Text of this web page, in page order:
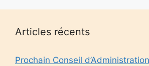
Articles récents
Prochain Conseil